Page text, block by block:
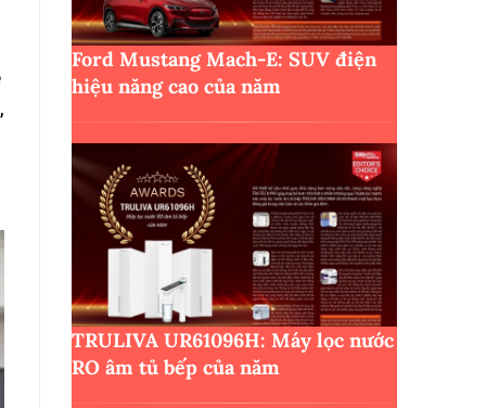
Ford Mustang Mach-E: SUV điện
hiệu năng cao của năm
TRULIVA UR61096H: Máy lọc nước
RO âm tủ bếp của năm